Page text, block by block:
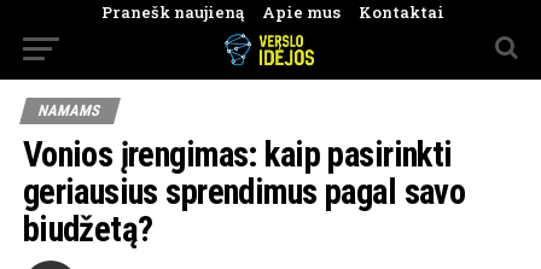
Pranešk naujieną Apie mus Kontaktai
NAMAMS
Vonios įrengimas: kaip pasirinkti
geriausius sprendimus pagal savo
biudžetą?